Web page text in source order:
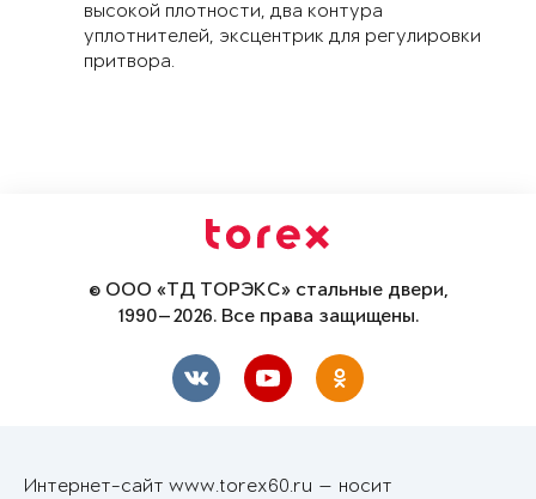
высокой плотности, два контура
уплотнителей, эксцентрик для регулировки
притвора.
© ООО «ТД ТОРЭКС» стальные двери,
1990—2026. Все права защищены.
Интернет-сайт www.torex60.ru — носит